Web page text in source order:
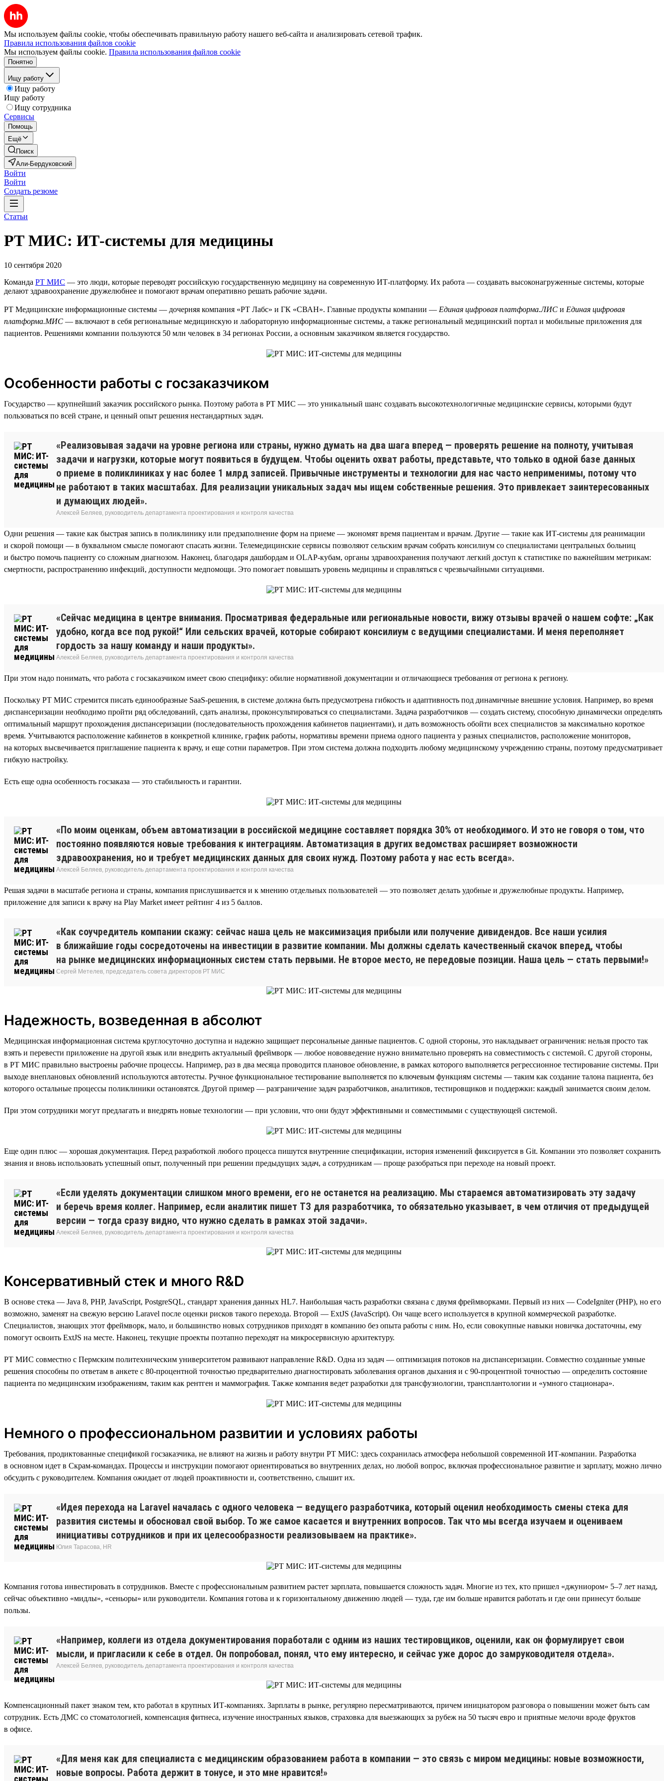
Мы используем файлы cookie, чтобы обеспечивать правильную работу нашего веб-сайта и анализировать сетевой трафик.
Правила использования файлов cookie
Мы используем файлы cookie. Правила использования файлов cookie
Понятно
Ищу работу
Ищу работу
Ищу работу
Ищу сотрудника
Сервисы
Помощь
Ещё
Поиск
Али-Бердуковский
Войти
Войти
Создать резюме
Статьи
РТ МИС: ИТ-системы для медицины
10 сентября 2020
Команда РТ МИС — это люди, которые переводят российскую государственную медицину на современную ИТ-платформу. Их работа — создавать высоконагруженные системы, которые
делают здравоохранение дружелюбнее и помогают врачам оперативно решать рабочие задачи.
РТ Медицинские информационные системы — дочерняя компания «РТ Лабс» и ГК «СВАН». Главные продукты компании — Единая цифровая платформа.ЛИС и Единая цифровая
платформа.МИС — включают в себя региональные медицинскую и лабораторную информационные системы, а также региональный медицинский портал и мобильные приложения для
пациентов. Решениями компании пользуются 50 млн человек в 34 регионах России, а основным заказчиком является государство.
Особенности работы с госзаказчиком
Государство — крупнейший заказчик российского рынка. Поэтому работа в РТ МИС — это уникальный шанс создавать высокотехнологичные медицинские сервисы, которыми будут
пользоваться по всей стране, и ценный опыт решения нестандартных задач.
«Реализовывая задачи на уровне региона или страны, нужно думать на два шага вперед — проверять решение на полноту, учитывая
задачи и нагрузки, которые могут появиться в будущем. Чтобы оценить охват работы, представьте, что только в одной базе данных
о приеме в поликлиниках у нас более 1 млрд записей. Привычные инструменты и технологии для нас часто неприменимы, потому что
не работают в таких масштабах. Для реализации уникальных задач мы ищем собственные решения. Это привлекает заинтересованных
и думающих людей».
Алексей Беляев, руководитель департамента проектирования и контроля качества
Одни решения — такие как быстрая запись в поликлинику или предзаполнение форм на приеме — экономят время пациентам и врачам. Другие — такие как ИТ-системы для реанимации
и скорой помощи — в буквальном смысле помогают спасать жизни. Телемедицинские сервисы позволяют сельским врачам собрать консилиум со специалистами центральных больниц
и быстро помочь пациенту со сложным диагнозом. Наконец, благодаря дашбордам и OLAP-кубам, органы здравоохранения получают легкий доступ к статистике по важнейшим метрикам:
смертности, распространению инфекций, доступности медпомощи. Это помогает повышать уровень медицины и справляться с чрезвычайными ситуациями.
«Сейчас медицина в центре внимания. Просматривая федеральные или региональные новости, вижу отзывы врачей о нашем софте: „Как
удобно, когда все под рукой!“ Или сельских врачей, которые собирают консилиум с ведущими специалистами. И меня переполняет
гордость за нашу команду и наши продукты».
Алексей Беляев, руководитель департамента проектирования и контроля качества
При этом надо понимать, что работа с госзаказчиком имеет свою специфику: обилие нормативной документации и отличающиеся требования от региона к региону.
Поскольку РТ МИС стремится писать единообразные SaaS-решения, в системе должна быть предусмотрена гибкость и адаптивность под динамичные внешние условия. Например, во время
диспансеризации необходимо пройти ряд обследований, сдать анализы, проконсультироваться со специалистами. Задача разработчиков — создать систему, способную динамически определять
оптимальный маршрут прохождения диспансеризации (последовательность прохождения кабинетов пациентами), и дать возможность обойти всех специалистов за максимально короткое
время. Учитываются расположение кабинетов в конкретной клинике, график работы, нормативы времени приема одного пациента у разных специалистов, расположение мониторов,
на которых высвечивается приглашение пациента к врачу, и еще сотни параметров. При этом система должна подходить любому медицинскому учреждению страны, поэтому предусматривает
гибкую настройку.
Есть еще одна особенность госзаказа — это стабильность и гарантии.
«По моим оценкам, объем автоматизации в российской медицине составляет порядка 30% от необходимого. И это не говоря о том, что
постоянно появляются новые требования к интеграциям. Автоматизация в других ведомствах расширяет возможности
здравоохранения, но и требует медицинских данных для своих нужд. Поэтому работа у нас есть всегда».
Алексей Беляев, руководитель департамента проектирования и контроля качества
Решая задачи в масштабе региона и страны, компания прислушивается и к мнению отдельных пользователей — это позволяет делать удобные и дружелюбные продукты. Например,
приложение для записи к врачу на Play Market имеет рейтинг 4 из 5 баллов.
«Как соучредитель компании скажу: сейчас наша цель не максимизация прибыли или получение дивидендов. Все наши усилия
в ближайшие годы сосредоточены на инвестиции в развитие компании. Мы должны сделать качественный скачок вперед, чтобы
на рынке медицинских информационных систем стать первыми. Не второе место, не передовые позиции. Наша цель — стать первыми!»
Сергей Метелев, председатель совета директоров РТ МИС
Надежность, возведенная в абсолют
Медицинская информационная система круглосуточно доступна и надежно защищает персональные данные пациентов. С одной стороны, это накладывает ограничения: нельзя просто так
взять и перевести приложение на другой язык или внедрить актуальный фреймворк — любое нововведение нужно внимательно проверять на совместимость с системой. С другой стороны,
в РТ МИС правильно выстроены рабочие процессы. Например, раз в два месяца проводится плановое обновление, в рамках которого выполняется регрессионное тестирование системы. При
выходе внеплановых обновлений используются автотесты. Ручное функциональное тестирование выполняется по ключевым функциям системы — таким как создание талона пациента, без
которого остальные процессы поликлиники остановятся. Другой пример — разграничение задач разработчиков, аналитиков, тестировщиков и поддержки: каждый занимается своим делом.
При этом сотрудники могут предлагать и внедрять новые технологии — при условии, что они будут эффективными и совместимыми с существующей системой.
Еще один плюс — хорошая документация. Перед разработкой любого процесса пишутся внутренние спецификации, история изменений фиксируется в Git. Компании это позволяет сохранить
знания и вновь использовать успешный опыт, полученный при решении предыдущих задач, а сотрудникам — проще разобраться при переходе на новый проект.
«Если уделять документации слишком много времени, его не останется на реализацию. Мы стараемся автоматизировать эту задачу
и беречь время коллег. Например, если аналитик пишет ТЗ для разработчика, то обязательно указывает, в чем отличия от предыдущей
версии — тогда сразу видно, что нужно сделать в рамках этой задачи».
Алексей Беляев, руководитель департамента проектирования и контроля качества
Консервативный стек и много R&D
В основе стека — Java 8, PHP, JavaScript, PostgreSQL, стандарт хранения данных HL7. Наибольшая часть разработки связана с двумя фреймворками. Первый из них — CodeIgniter (PHP), но его
возможно, заменят на свежую версию Laravel после оценки рисков такого перехода. Второй — ExtJS (JavaScript). Он чаще всего используется в крупной коммерческой разработке.
Специалистов, знающих этот фреймворк, мало, и большинство новых сотрудников приходят в компанию без опыта работы с ним. Но, если совокупные навыки новичка достаточны, ему
помогут освоить ExtJS на месте. Наконец, текущие проекты поэтапно переходят на микросервисную архитектуру.
РТ МИС совместно с Пермским политехническим университетом развивают направление R&D. Одна из задач — оптимизация потоков на диспансеризации. Совместно созданные умные
решения способны по ответам в анкете с 80-процентной точностью предварительно диагностировать заболевания органов дыхания и с 90-процентной точностью — определить состояние
пациента по медицинским изображениям, таким как рентген и маммография. Также компания ведет разработки для трансфузиологии, трансплантологии и «умного стационара».
Немного о профессиональном развитии и условиях работы
Требования, продиктованные спецификой госзаказчика, не влияют на жизнь и работу внутри РТ МИС: здесь сохранилась атмосфера небольшой современной ИТ-компании. Разработка
в основном идет в Скрам-командах. Процессы и инструкции помогают ориентироваться во внутренних делах, но любой вопрос, включая профессиональное развитие и зарплату, можно лично
обсудить с руководителем. Компания ожидает от людей проактивности и, соответственно, слышит их.
«Идея перехода на Laravel началась с одного человека — ведущего разработчика, который оценил необходимость смены стека для
развития системы и обосновал свой выбор. То же самое касается и внутренних вопросов. Так что мы всегда изучаем и оцениваем
инициативы сотрудников и при их целесообразности реализовываем на практике».
Юлия Тарасова, HR
Компания готова инвестировать в сотрудников. Вместе с профессиональным развитием растет зарплата, повышается сложность задач. Многие из тех, кто пришел «джуниором» 5–7 лет назад,
сейчас объективно «мидлы», «сеньоры» или руководители. Компания готова и к горизонтальному движению людей — туда, где им больше нравится работать и где они принесут больше
пользы.
«Например, коллеги из отдела документирования поработали с одним из наших тестировщиков, оценили, как он формулирует свои
мысли, и пригласили к себе в отдел. Он попробовал, понял, что ему интересно, и сейчас уже дорос до замруководителя отдела».
Алексей Беляев, руководитель департамента проектирования и контроля качества
Компенсационный пакет знаком тем, кто работал в крупных ИТ-компаниях. Зарплаты в рынке, регулярно пересматриваются, причем инициатором разговора о повышении может быть сам
сотрудник. Есть ДМС со стоматологией, компенсация фитнеса, изучение иностранных языков, страховка для выезжающих за рубеж на 50 тысяч евро и приятные мелочи вроде фруктов
в офисе.
«Для меня как для специалиста с медицинским образованием работа в компании — это связь с миром медицины: новые возможности,
новые вопросы. Работа держит в тонусе, и это мне нравится!»